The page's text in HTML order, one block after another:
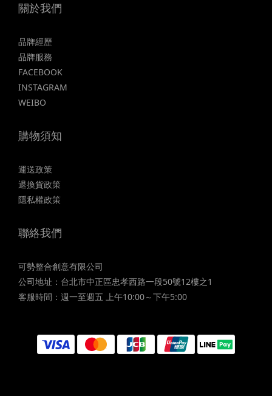
關於我們
品牌經歷
品牌服務
FACEBOOK
INSTAGRAM
WEIBO
購物須知
運送政策
退換貨政策
隱私權政策
聯絡我們
可勢整合創意有限公司
公司地址：台北市中正區忠孝西路一段50號12樓之1
客服時間：週一至週五 上午10:00～下午5:00